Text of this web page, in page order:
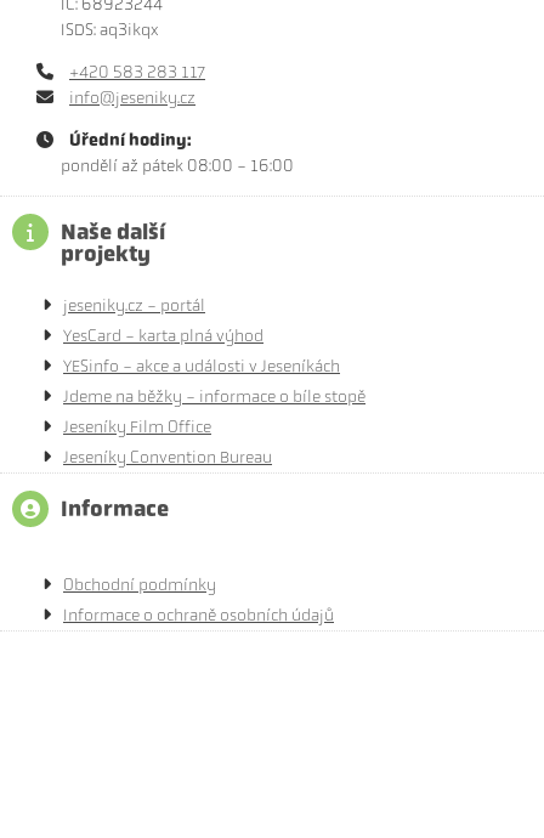
IČ: 68923244
ISDS: aq3ikqx
+420 583 283 117
info@jeseniky.cz
Úřední hodiny:
pondělí až pátek 08:00 - 16:00
Naše další
projekty
jeseniky.cz - portál
YesCard - karta plná výhod
YESinfo - akce a události v Jeseníkách
Jdeme na běžky - informace o bíle stopě
Jeseníky Film Office
Jeseníky Convention Bureau
Informace
Obchodní podmínky
Informace o ochraně osobních údajů